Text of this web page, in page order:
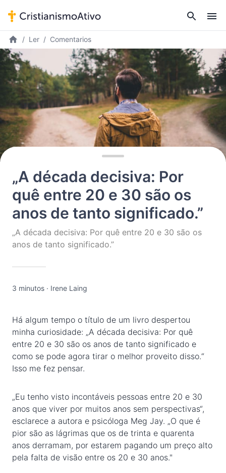
Ler Comentarios
„A década decisiva: Por
quê entre 20 e 30 são os
anos de tanto significado.”
„A década decisiva: Por quê entre 20 e 30 são os
anos de tanto significado.”
3 minutos · Irene Laing
Há algum tempo o título de um livro despertou
minha curiosidade: „A década decisiva: Por quê
entre 20 e 30 são os anos de tanto significado e
como se pode agora tirar o melhor proveito disso.“
Isso me fez pensar.
„Eu tenho visto incontáveis pessoas entre 20 e 30
anos que viver por muitos anos sem perspectivas“,
esclarece a autora e psicóloga Meg Jay. „O que é
pior são as lágrimas que os de trinta e quarenta
anos derramam, por estarem pagando um preço alto
pela falta de visão entre os 20 e 30 anos."